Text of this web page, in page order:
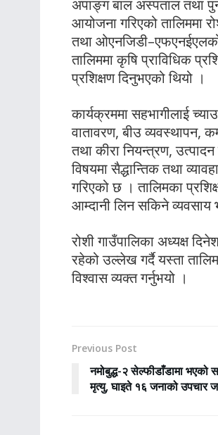
अपाङ्ग बाल अस्पताल तथा
आयोजना गरिएको तालिममा
तथा
तालिममा कृषि प्राविधिक
प्रशिक्षण दिनुभएको थियो ।
कार्यक्रममा सहभागीलाई
वातावरण, बीउ व्यवस्थापन,
तथा कीरा नियन्त्रण,
विषयमा सैद्धान्तिक तथा
गरिएको छ । तालिमका
आम्दानी लिन सकिने व्यवसाय
रोशी गाउँपालिका अध्यक्ष
रहेको उल्लेख गर्दै यस्ता
विश्वास व्यक्त गर्नुभयो ।
Previous Post
नमोबुद्ध-२ सेल्फीडाँडामा भएको
मृत्यु, घाइते १६ जनाको उपचार